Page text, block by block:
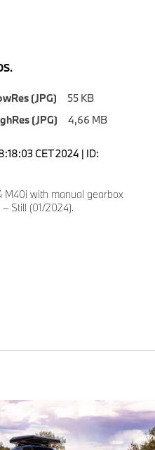
(JPG)
55 KB
(JPG)
4,66 MB
CET 2024 | ID:
M40i with manual gearbox
Still (01/2024).